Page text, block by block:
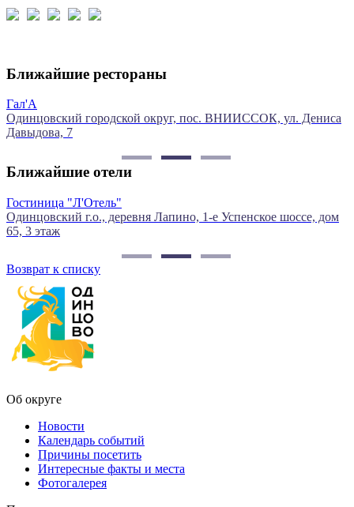
Ближайшие рестораны
Гал'А
Одинцовский городской округ, пос. ВНИИССОК, ул. Дениса
Давыдова, 7
Ближайшие отели
Гостиница "Л'Отель"
Одинцовский г.о., деревня Лапино, 1-е Успенское шоссе, дом
65, 3 этаж
Возврат к списку
Об округе
Новости
Календарь событий
Причины посетить
Интересные факты и места
Фотогалерея